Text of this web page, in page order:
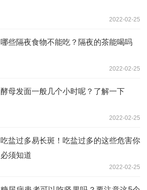
2022-02-25
哪些隔夜食物不能吃？隔夜的茶能喝吗
2022-02-25
酵母发面一般几个小时呢？了解一下
2022-02-25
吃盐过多易长斑！吃盐过多的这些危害你
必须知道
2022-02-25